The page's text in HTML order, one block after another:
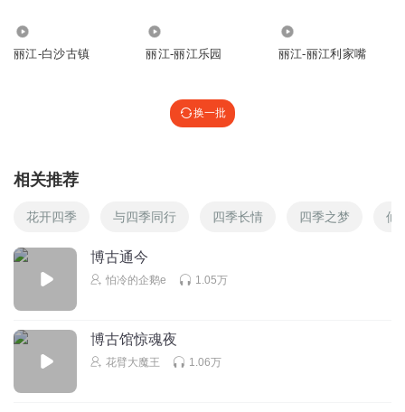
丽江-白沙古镇 丽江-丽江乐园 丽江-丽江利家嘴
换一批
相关推荐
花开四季 与四季同行 四季长情 四季之梦 仙
博古通今
怕冷的企鹅e 1.05万
博古馆惊魂夜
花臂大魔王 1.06万